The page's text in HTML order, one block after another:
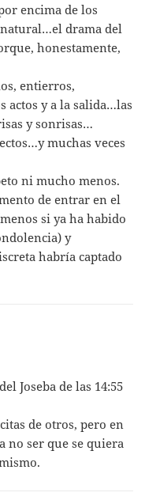
encima de los
drama del
honestamente,
entierros,
actos y a la salida…las
y sonrisas…
muchas veces
ni mucho menos.
de entrar en el
si ya ha habido
y
habría captado
Joseba de las 14:55
de otros, pero en
no ser que se quiera